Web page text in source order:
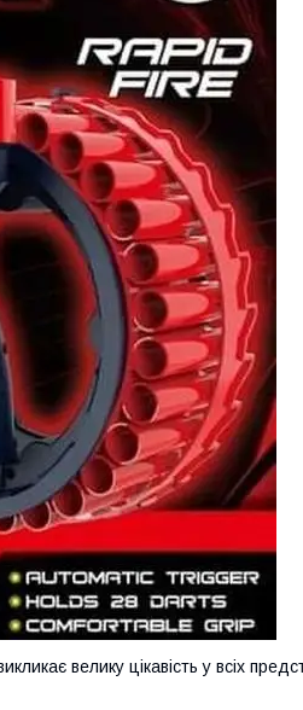
велику цікавість у всіх